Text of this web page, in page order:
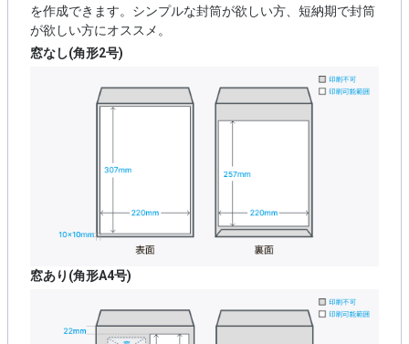
を作成できます。シンプルな封筒が欲しい方、短納期で封筒
が欲しい方にオススメ。
窓なし(角形2号)
窓あり(角形A4号)